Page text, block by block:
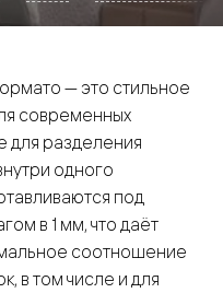
— это стильное
современных
для разделения
одного
под
в 1 мм, что даёт
соотношение
в том числе и для